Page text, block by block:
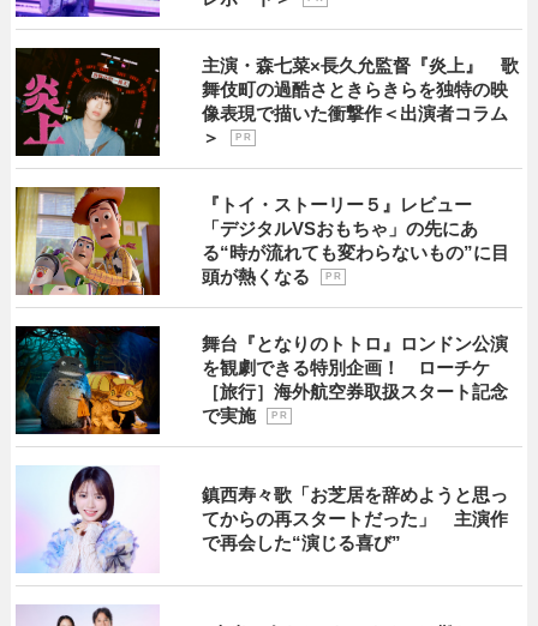
主演・森七菜×長久允監督『炎上』 歌
舞伎町の過酷さときらきらを独特の映
像表現で描いた衝撃作＜出演者コラム
＞
P R
『トイ・ストーリー５』レビュー
「デジタルVSおもちゃ」の先にあ
る“時が流れても変わらないもの”に目
頭が熱くなる
P R
舞台『となりのトトロ』ロンドン公演
を観劇できる特別企画！ ローチケ
［旅行］海外航空券取扱スタート記念
で実施
P R
鎮西寿々歌「お芝居を辞めようと思っ
てからの再スタートだった」 主演作
で再会した“演じる喜び”